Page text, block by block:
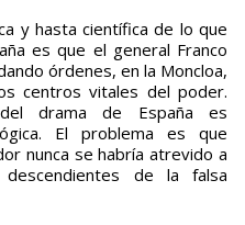
y hasta científica de lo que
es que el general Franco
órdenes, en la Moncloa,
centros vitales del poder.
drama de España es
El problema es que
nunca se habría atrevido a
de la falsa